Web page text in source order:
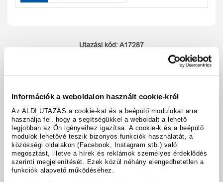
Információk a weboldalon használt cookie-król
Az ALDI UTAZÁS a cookie-kat és a beépülő modulokat arra
használja fel, hogy a segítségükkel a weboldalt a lehető
legjobban az Ön igényeihez igazítsa. A cookie-k és a beépülő
modulok lehetővé teszik bizonyos funkciók használatát, a
közösségi oldalakon (Facebook, Instagram stb.) való
megosztást, illetve a hírek és reklámok személyes érdeklődés
szerinti megjelenítését. Ezek közül néhány elengedhetetlen a
funkciók alapvető működéséhez.
Utazási kód:A17287
megosztás
Felszereltség és tények
A hotel részletei
Időpontok & árak